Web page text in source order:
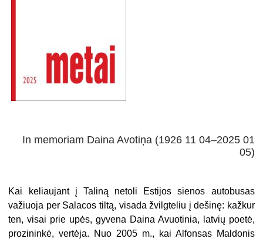
In memoriam Daina Avotiņa (1926 11 04–2025 01
05)
Kai keliaujant į Taliną netoli Estijos sienos autobusas
važiuoja per Salacos tiltą, visada žvilgteliu į dešinę: kažkur
ten, visai prie upės, gyvena Daina Avuotinia, latvių poetė,
prozininkė, vertėja. Nuo 2005 m., kai Alfonsas Maldonis